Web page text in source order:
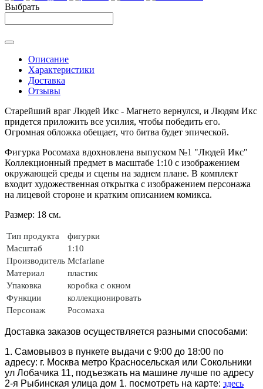
Выбрать
Описание
Характеристики
Доставка
Отзывы
Старейший враг Людей Икс - Магнето вернулся, и Людям Икс
придется приложить все усилия, чтобы победить его.
Огромная обложка обещает, что битва будет эпической.
Фигурка Росомаха вдохновлена выпуском №1 "Людей Икс"
Коллекционный предмет в масштабе 1 :10 с изображением
окружающей среды и сцены на заднем плане. В комплект
входит художественная открытка с изображением персонажа
на лицевой стороне и кратким описанием комикса.
Размер: 18 см.
Тип продукта
фигурки
Масштаб
1:10
Производитель Mcfarlane
Материал
пластик
Упаковка
коробка с окном
Функции
коллекционировать
Персонаж
Росомаха
Доставка заказов осуществляется разными способами:
1. Самовывоз в пункете выдачи с 9:00 до 18:00 по
адресу: г. Москва метро Красносельская или Сокольники
ул Лобачика 11, подъезжать на машине лучше по адресу
2-я Рыбинская улица дом 1. посмотреть на карте: здесь